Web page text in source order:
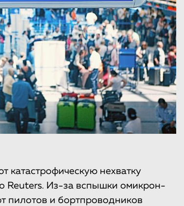
катастрофическую нехватку
Reuters. Из-за вспышки омикрон-
пилотов и бортпроводников